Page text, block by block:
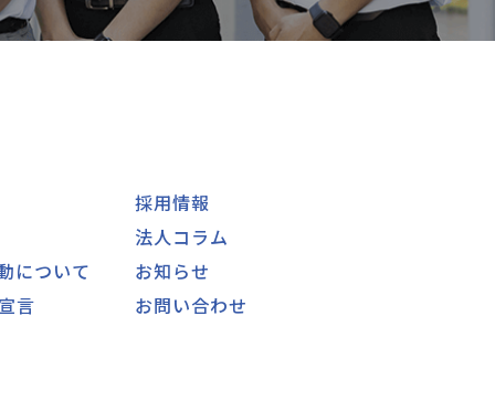
について
言
採用情報
法人コラム
お知らせ
お問い合わせ